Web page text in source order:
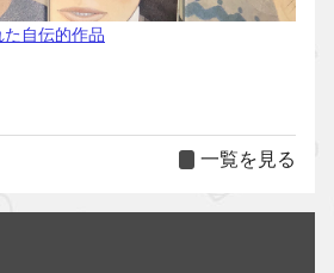
自伝的作品
一覧を見る